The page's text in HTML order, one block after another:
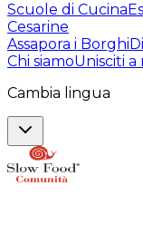
Scuole di Cucina
Cesarine
Assapora i Borghi
Chi siamoUnisciti a
Cambia lingua